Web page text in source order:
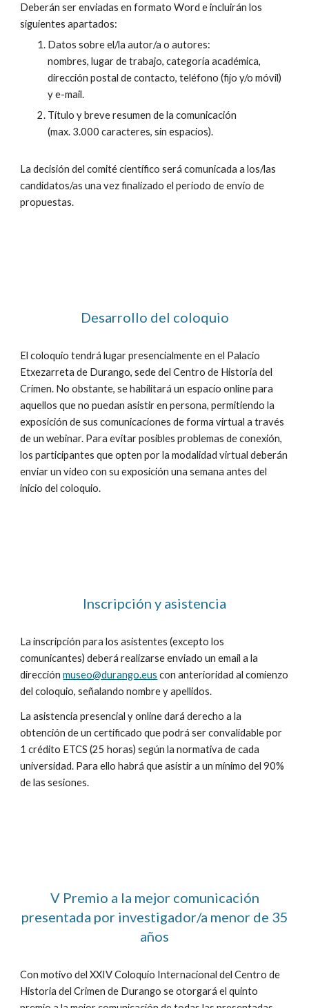
Deberán ser enviadas en formato Word e incluirán los
siguientes apartados:
Datos sobre el/la autor/a o autores:
nombres, lugar de trabajo, categoría académica,
dirección postal de contacto, teléfono (fijo y/o móvil)
y e-mail.
Título y breve resumen de la comunicación
(max. 3.000 caracteres, sin espacios).
La decisión del comité científico será comunicada a los/las
candidatos/as una vez finalizado el periodo de envío de
propuestas.
Desarrollo del coloquio
El coloquio tendrá lugar presencialmente en el Palacio
Etxezarreta de Durango, sede del Centro de Historia del
Crimen. No obstante, se habilitará un espacio online para
aquellos que no puedan asistir en persona, permitiendo la
exposición de sus comunicaciones de forma virtual a través
de un webinar. Para evitar posibles problemas de conexión,
los participantes que opten por la modalidad virtual deberán
enviar un video con su exposición una semana antes del
inicio del coloquio.
Inscripción y asistencia
La inscripción para los asistentes (excepto los
comunicantes) deberá realizarse enviado un email a la
direcciónmuseo@durango.eus con anterioridad al comienzo
del coloquio, señalando nombre y apellidos.
La asistencia presencial y online dará derecho a la
obtención de un certificado que podrá ser convalidable por
1 crédito ETCS (25 horas) según la normativa de cada
universidad. Para ello habrá que asistir a un mínimo del 90%
de las sesiones.
V Premio a la mejor comunicación
presentada por investigador/a menor de 35
años
Con motivo del XXIVColoquio Internacional del Centro de
Historia del Crimen de Durango se otorgará elquinto